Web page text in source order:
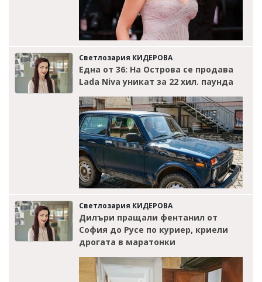
Светлозария КИДЕРОВА
Една от 36: На Острова се продава
Lada Niva уникат за 22 хил. паунда
Светлозария КИДЕРОВА
Дилъри пращали фентанил от
София до Русе по куриер, криели
дрогата в маратонки